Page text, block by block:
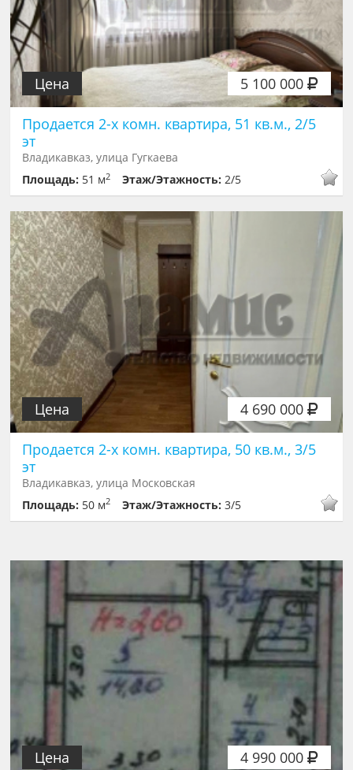
5 100 000
Цена
Продается 2-х комн. квартира, 51 кв.м., 2/5
эт
Владикавказ, улица Гугкаева
Площадь: 51 м2 Этаж/Этажность:2/5
4 690 000
Цена
Продается 2-х комн. квартира, 50 кв.м., 3/5
эт
Владикавказ, улица Московская
Площадь: 50 м2 Этаж/Этажность:3/5
4 990 000
Цена